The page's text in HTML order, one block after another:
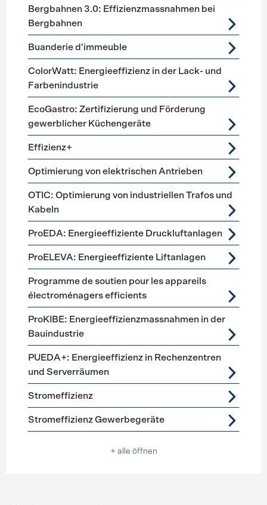
Bergbahnen 3.0: Effizienzmassnahmen bei
Bergbahnen
Buanderie d'immeuble
ColorWatt: Energieeffizienz in der Lack- und
Farbenindustrie
EcoGastro: Zertifizierung und Förderung
gewerblicher Küchengeräte
Effizienz+
Optimierung von elektrischen Antrieben
OTIC: Optimierung von industriellen Trafos und
Kabeln
ProEDA: Energieeffiziente Druckluftanlagen
ProELEVA: Energieeffiziente Liftanlagen
Programme de soutien pour les appareils
électroménagers efficients
ProKIBE: Energieeffizienzmassnahmen in der
Bauindustrie
PUEDA+: Energieeffizienz in Rechenzentren
und Serverräumen
Stromeffizienz
Stromeffizienz Gewerbegeräte
+ alle öffnen